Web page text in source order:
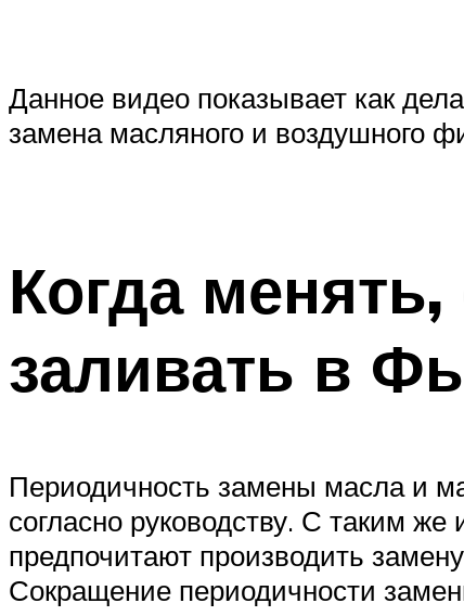
Данное видео показывает как
замена масляного и воздушного
Когда
заливать в
Периодичность замены масла и
согласно руководству. С таким
предпочитают производить
Сокращение периодичности